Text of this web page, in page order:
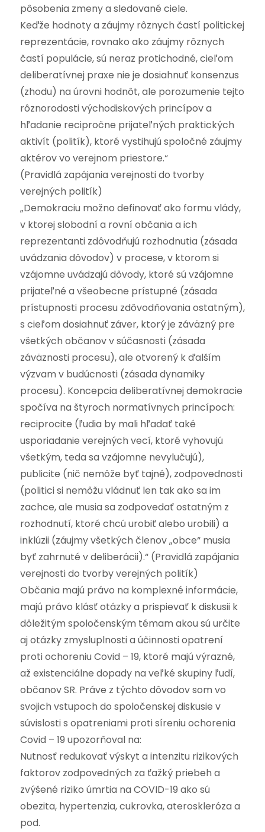
pôsobenia zmeny a sledované ciele.
Keďže hodnoty a záujmy rôznych častí politickej
reprezentácie, rovnako ako záujmy rôznych
častí populácie, sú neraz protichodné, cieľom
deliberatívnej praxe nie je dosiahnuť konsenzus
(zhodu) na úrovni hodnôt, ale porozumenie tejto
rôznorodosti východiskových princípov a
hľadanie recipročne prijateľných praktických
aktivít (politík), ktoré vystihujú spoločné záujmy
aktérov vo verejnom priestore.“
(Pravidlá zapájania verejnosti do tvorby
verejných politík)
„Demokraciu možno definovať ako formu vlády,
v ktorej slobodní a rovní občania a ich
reprezentanti zdôvodňujú rozhodnutia (zásada
uvádzania dôvodov) v procese, v ktorom si
vzájomne uvádzajú dôvody, ktoré sú vzájomne
prijateľné a všeobecne prístupné (zásada
prístupnosti procesu zdôvodňovania ostatným),
s cieľom dosiahnuť záver, ktorý je záväzný pre
všetkých občanov v súčasnosti (zásada
záväznosti procesu), ale otvorený k ďalším
výzvam v budúcnosti (zásada dynamiky
procesu). Koncepcia deliberatívnej demokracie
spočíva na štyroch normatívnych princípoch:
reciprocite (ľudia by mali hľadať také
usporiadanie verejných vecí, ktoré vyhovujú
všetkým, teda sa vzájomne nevylučujú),
publicite (nič nemôže byť tajné), zodpovednosti
(politici si nemôžu vládnuť len tak ako sa im
zachce, ale musia sa zodpovedať ostatným z
rozhodnutí, ktoré chcú urobiť alebo urobili) a
inklúzii (záujmy všetkých členov „obce“ musia
byť zahrnuté v deliberácii).“ (Pravidlá zapájania
verejnosti do tvorby verejných politík)
Občania majú právo na komplexné informácie,
majú právo klásť otázky a prispievať k diskusii k
dôležitým spoločenským témam akou sú určite
aj otázky zmysluplnosti a účinnosti opatrení
proti ochoreniu Covid – 19, ktoré majú výrazné,
až existenciálne dopady na veľké skupiny ľudí,
občanov SR. Práve z týchto dôvodov som vo
svojich vstupoch do spoločenskej diskusie v
súvislosti s opatreniami proti síreniu ochorenia
Covid – 19 upozorňoval na:
Nutnosť redukovať výskyt a intenzitu rizikových
faktorov zodpovedných za ťažký priebeh a
zvýšené riziko úmrtia na COVID-19 ako sú
obezita, hypertenzia, cukrovka, ateroskleróza a
pod.